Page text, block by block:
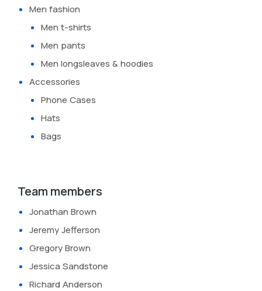
Men fashion
Men t-shirts
Men pants
Men longsleaves & hoodies
Accessories
Phone Cases
Hats
Bags
Team members
Jonathan Brown
Jeremy Jefferson
Gregory Brown
Jessica Sandstone
Richard Anderson